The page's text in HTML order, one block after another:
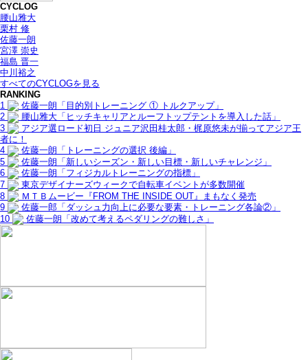
CYCLOG
腰山雅大
栗村 修
佐藤一朗
宮澤 崇史
福島 晋一
中川裕之
すべてのCYCLOGを見る
RANKING
1
佐藤一朗「目的別トレーニング ① トルクアップ」
2
腰山雅大「ヒッチキャリアとルーフトップテントを導入した話」
3
アジア選ロード初日 ジュニア沢田桂太郎・梶原悠未が揃ってアジア王
者に！
4
佐藤一朗「トレーニングの選択 後編」
5
佐藤一朗「新しいシーズン・新しい目標・新しいチャレンジ」
6
佐藤一朗「フィジカルトレーニングの指標」
7
東京デザイナーズウィークで自転車イベントが多数開催
8
ＭＴＢムービー『FROM THE INSIDE OUT』まもなく発売
9
佐藤一郎「ダッシュ力向上に必要な要素・トレーニング各論②」
10
佐藤一朗「改めて考えるペダリングの難しさ」